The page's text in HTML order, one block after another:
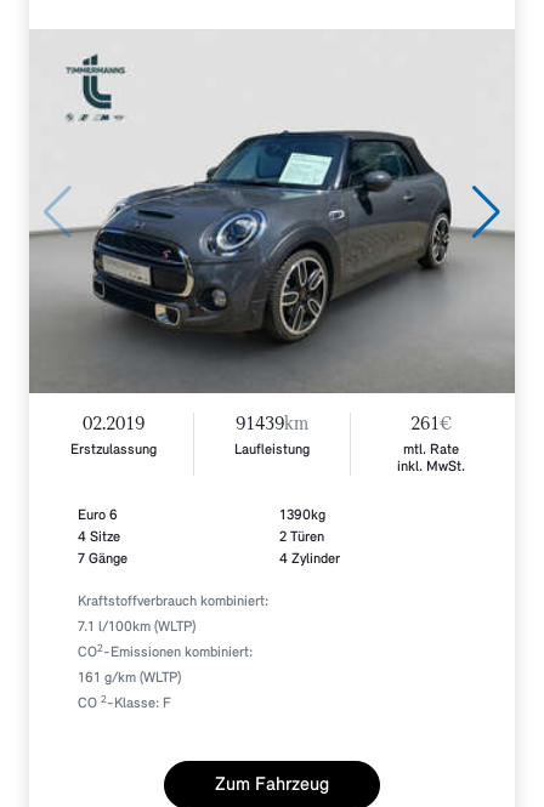
02.2019
Erstzulassung
91439km
Laufleistung
261€
mtl. Rate
inkl. MwSt.
Euro 6
4 Sitze
7 Gänge
1390kg
2 Türen
4 Zylinder
Kraftstoffverbrauch kombiniert:
7.1 l/100km (WLTP)
CO2 -Emissionen kombiniert:
161 g/km (WLTP)
CO 2 -Klasse: F
Zum Fahrzeug